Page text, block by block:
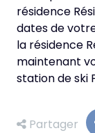
résidence
dates de
la résidence
maintenant
station de ski
Partager